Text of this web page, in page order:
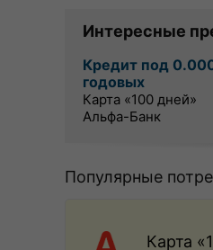
Интересные
Кредит под
годовых
Карта «100 дней»
Альфа-Банк
Популярные
Карта